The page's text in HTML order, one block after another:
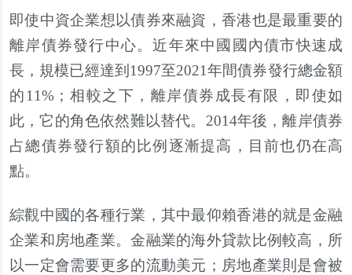
即使中資企業想以債券來融資，香港也是最重要的
離岸債券發行中心。近年來中國國內債市快速成
長，規模已經達到1997至2021年間債券發行總金額
的11%；相較之下，離岸債券成長有限，即使如
此，它的角色依然難以替代。2014年後，離岸債券
占總債券發行額的比例逐漸提高，目前也仍在高
點。
綜觀中國的各種行業，其中最仰賴香港的就是金融
企業和房地產業。金融業的海外貸款比例較高，所
以一定會需要更多的流動美元；房地產業則是會被